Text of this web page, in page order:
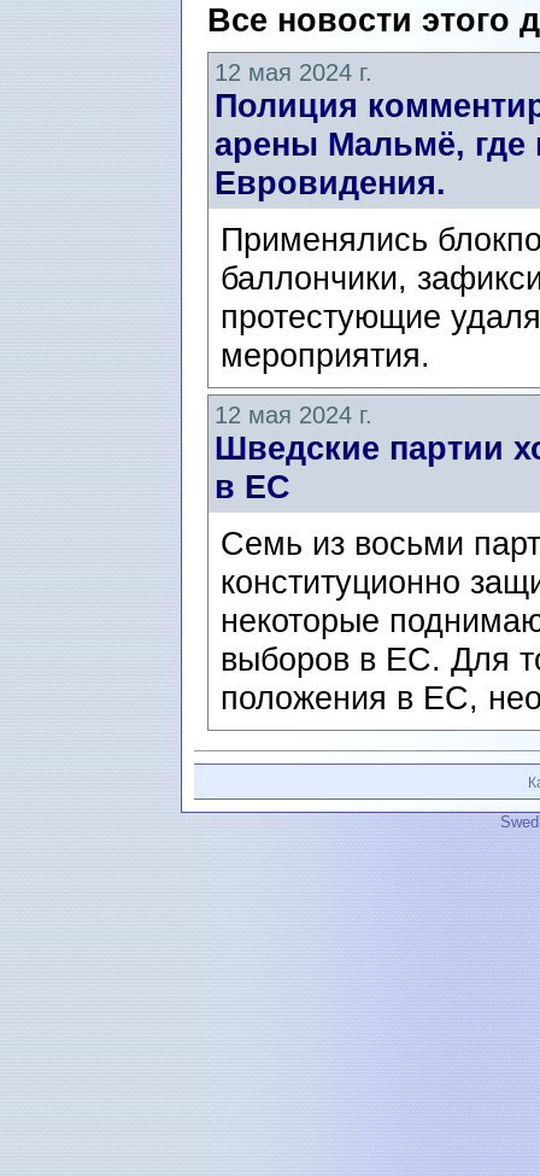
Все новости этого
12 мая 2024 г.
Полиция
арены Мальмё, где
Евровидения.
Применялись
баллончики,
протестующие
мероприятия.
12 мая 2024 г.
Шведские партии
в ЕС
Семь из восьми
конституционно
некоторые
выборов в ЕС. Для
положения в ЕС,